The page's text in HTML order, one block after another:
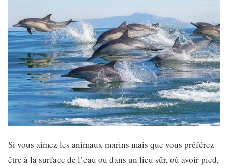
Si vous aimez les animaux marins mais que vous préférez
être à la surface de l’eau ou dans un lieu sûr, où avoir pied,